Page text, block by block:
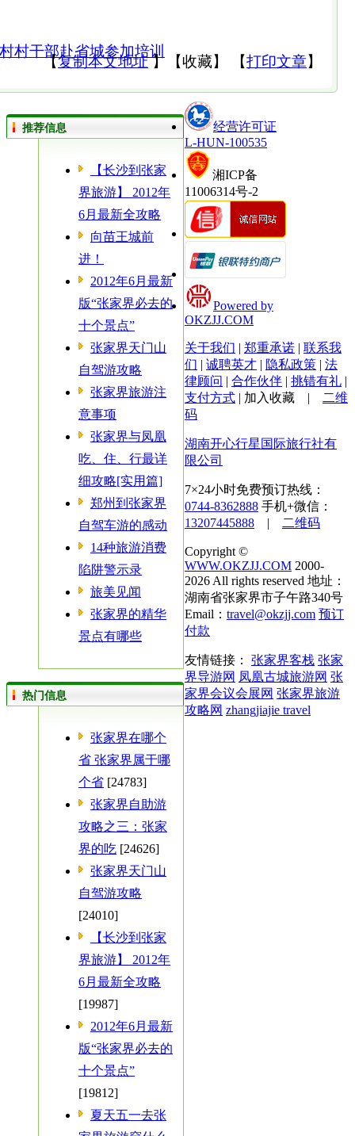
村干部赴省城参加培训
【复制本文地址 】 【收藏】 【打印文章】
推荐信息
【长沙到张家
界旅游】 2012年
6月最新全攻略
向苗王城前
进！
2012年6月最新
版“张家界必去的
十个景点”
张家界天门山
自驾游攻略
张家界旅游注
意事项
张家界与凤凰
吃、住、行最详
细攻略[实用篇]
郑州到张家界
自驾车游的感动
14种旅游消费
陷阱警示录
旅美见闻
张家界的精华
景点有哪些
热门信息
张家界在哪个
省 张家界属于哪
个省 [24783]
张家界自助游
攻略之三：张家
界的吃 [24626]
张家界天门山
自驾游攻略
[24010]
【长沙到张家
界旅游】 2012年
6月最新全攻略
[19987]
2012年6月最新
版“张家界必去的
十个景点”
[19812]
夏天五一去张
经营许可证
L-HUN-100535
湘ICP备
11006314号-2
Powered by
OKZJJ.COM
关于我们 | 郑重承诺 | 联系我
们 | 诚聘英才 | 隐私政策 | 法
律顾问 | 合作伙伴 | 挑错有礼 |
支付方式 | 加入收藏 |
二维
码
湖南开心行星国际旅行社有
限公司
7×24小时免费预订热线：
0744-8362888 手机+微信：
13207445888 | 二维码
Copyright ©
WWW.OKZJJ.COM 2000-
2026 All rights reserved 地址：
湖南省张家界市子午路340号
Email： travel@okzjj.com 预订
付款
友情链接： 张家界客栈 张家
界导游网 凤凰古城旅游网 张
家界会议会展网 张家界旅游
攻略网 zhangjiajie travel